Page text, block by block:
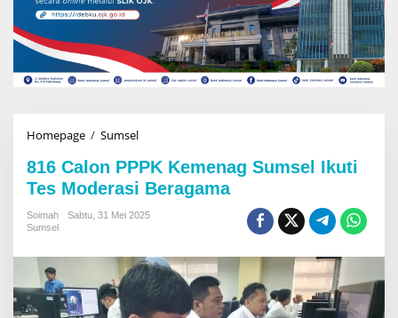
Homepage / Sumsel
6
l
P
P
816 Calon PPPK Kemenag Sumsel Ikuti
Tes Moderasi Beragama
Soimah
Sabtu, 31 Mei 2025
Sumsel